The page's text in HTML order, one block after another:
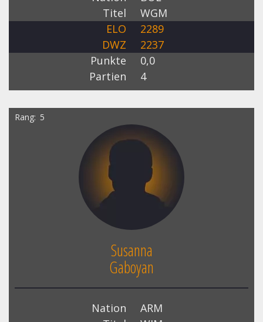
Titel
WGM
ELO
2289
DWZ
2237
Punkte
0,0
Partien
4
Rang 5
Susanna
Gaboyan
Nation
ARM